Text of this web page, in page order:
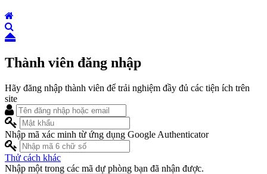
Thành viên đăng nhập
Hãy đăng nhập thành viên để trải nghiệm đầy đủ các tiện ích trên
site
Nhập mã xác minh từ ứng dụng Google Authenticator
Thử cách khác
Nhập một trong các mã dự phòng bạn đã nhận được.